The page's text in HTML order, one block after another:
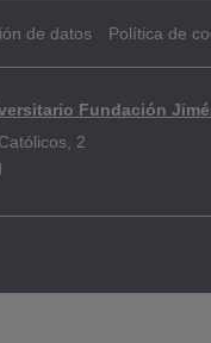
de datos Política de
Fundación
2